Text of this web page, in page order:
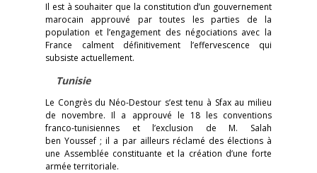
Il est à souhaiter que la constitution d’un gouvernement
marocain approuvé par toutes les parties de la
population et l’engagement des négociations avec la
France calment définitivement l’effervescence qui
subsiste actuellement.
Tunisie
Le Congrès du Néo-Destour s’est tenu à Sfax au milieu
de novembre. Il a approuvé le 18 les conventions
franco-tunisiennes et l’exclusion de M. Salah
ben Youssef ; il a par ailleurs réclamé des élections à
une Assemblée constituante et la création d’une forte
armée territoriale.